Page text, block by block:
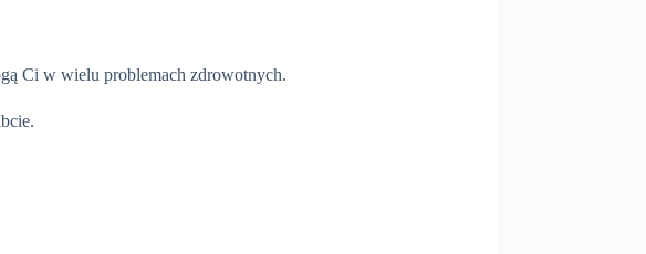
Ci w wielu problemach zdrowotnych.